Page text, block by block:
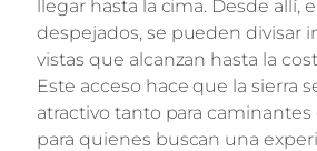
llegar hasta la cima. Desde allí,
despejados, se pueden divisar
vistas que alcanzan hasta la
Este acceso hace que la sierra
atractivo tanto para
para quienes buscan una